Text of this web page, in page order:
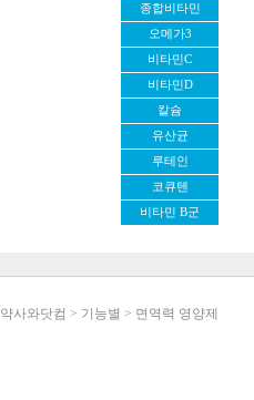
종합비타민
오메가3
비타민C
비타민D
칼슘
유산균
루테인
코큐텐
비타민 B군
약사와닷컴 > 기능별 > 면역력 영양제